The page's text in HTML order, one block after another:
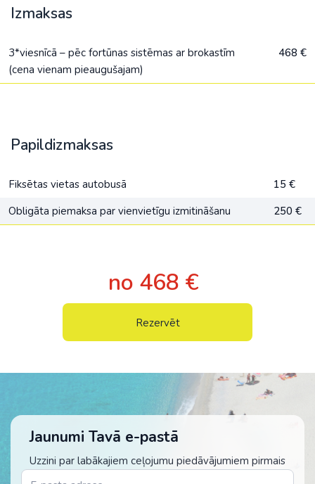
Izmaksas
3*viesnīcā – pēc fortūnas sistēmas ar brokastīm
(cena vienam pieaugušajam)
468 €
Papildizmaksas
Fiksētas vietas autobusā
15 €
Obligāta piemaksa par vienvietīgu izmitināšanu
250 €
no 468 €
Rezervēt
Jaunumi Tavā e-pastā
Uzzini par labākajiem ceļojumu piedāvājumiem pirmais